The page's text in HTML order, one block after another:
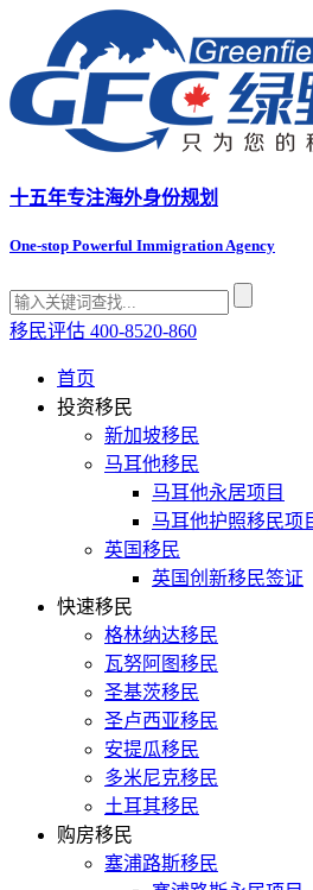
十五年专注海外身份规划
One-stop Powerful Immigration Agency
移民评估 400-8520-860
首页
投资移民
新加坡移民
马耳他移民
马耳他永居项目
马耳他护照移民项
英国移民
英国创新移民签证
快速移民
格林纳达移民
瓦努阿图移民
圣基茨移民
圣卢西亚移民
安提瓜移民
多米尼克移民
土耳其移民
购房移民
塞浦路斯移民